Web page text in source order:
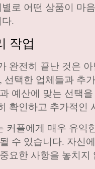
로 어떤 상품이 마
.
작업
완전히 끝난 것은
택한 업체들과 추
예산에 맞는 선택
확인하고 추가적인
커플에게 매우 유
수 있습니다. 자신
요한 사항을 놓치